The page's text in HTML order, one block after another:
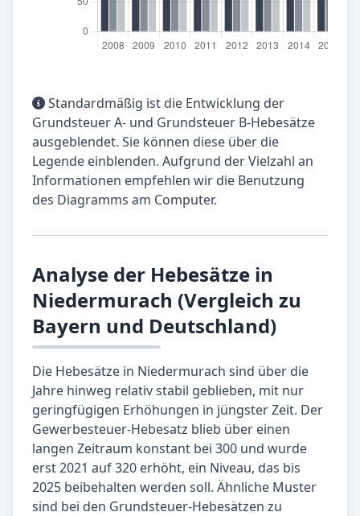
Standardmäßig ist die Entwicklung der
Grundsteuer A- und Grundsteuer B-Hebesätze
ausgeblendet. Sie können diese über die
Legende einblenden. Aufgrund der Vielzahl an
Informationen empfehlen wir die Benutzung
des Diagramms am Computer.
Analyse der Hebesätze in
Niedermurach (Vergleich zu
Bayern und Deutschland)
Die Hebesätze in Niedermurach sind über die
Jahre hinweg relativ stabil geblieben, mit nur
geringfügigen Erhöhungen in jüngster Zeit. Der
Gewerbesteuer-Hebesatz blieb über einen
langen Zeitraum konstant bei 300 und wurde
erst 2021 auf 320 erhöht, ein Niveau, das bis
2025 beibehalten werden soll. Ähnliche Muster
sind bei den Grundsteuer-Hebesätzen zu